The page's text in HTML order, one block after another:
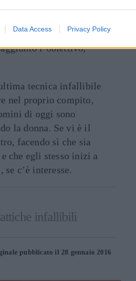
Data Access Privacy Policy
la donna ad
Quando ci si sente
e recuperare la lucidità
l’obiettivo,
tecnica infallibile
nel proprio compito,
di oggi sono
la donna. Se vi è il
facendo sì che sia
che egli stesso inizi a
c’è interesse.
infallibili
pubblicato il 28 gennaio 2016